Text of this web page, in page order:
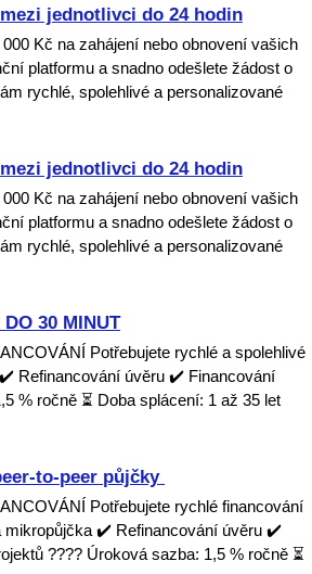
jednotlivci do 24 hodin
Kč na zahájení nebo obnovení vašich
platformu a snadno odešlete žádost o
rychlé, spolehlivé a personalizované
jednotlivci do 24 hodin
Kč na zahájení nebo obnovení vašich
platformu a snadno odešlete žádost o
rychlé, spolehlivé a personalizované
30 MINUT
Potřebujete rychlé a spolehlivé
Refinancování úvěru ✔️ Financování
% ročně ⏳ Doba splácení: 1 až 35 let
to-peer půjčky
Potřebujete rychlé financování
mikropůjčka ✔️ Refinancování úvěru ✔️
???? Úroková sazba: 1,5 % ročně ⏳